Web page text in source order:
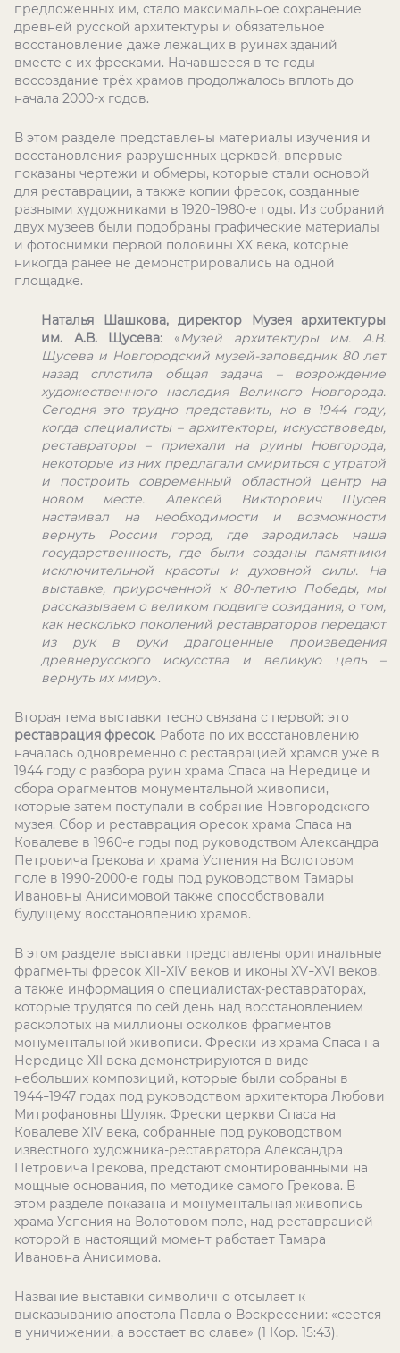
предложенных им, стало максимальное сохранение
древней русской архитектуры и обязательное
восстановление даже лежащих в руинах зданий
вместе с их фресками. Начавшееся в те годы
воссоздание трёх храмов продолжалось вплоть до
начала 2000-х годов.
В этом разделе представлены материалы изучения и
восстановления разрушенных церквей, впервые
показаны чертежи и обмеры, которые стали основой
для реставрации, а также копии фресок, созданные
разными художниками в 1920–1980-е годы. Из собраний
двух музеев были подобраны графические материалы
и фотоснимки первой половины XX века, которые
никогда ранее не демонстрировались на одной
площадке.
Наталья Шашкова, директор Музея архитектуры
им. А.В. Щусева: «Музей архитектуры им. А.В.
Щусева и Новгородский музей-заповедник 80 лет
назад сплотила общая задача – возрождение
художественного наследия Великого Новгорода.
Сегодня это трудно представить, но в 1944 году,
когда специалисты – архитекторы, искусствоведы,
реставраторы – приехали на руины Новгорода,
некоторые из них предлагали смириться с утратой
и построить современный областной центр на
новом месте. Алексей Викторович Щусев
настаивал на необходимости и возможности
вернуть России город, где зародилась наша
государственность, где были созданы памятники
исключительной красоты и духовной силы. На
выставке, приуроченной к 80-летию Победы, мы
рассказываем о великом подвиге созидания, о том,
как несколько поколений реставраторов передают
из рук в руки драгоценные произведения
древнерусского искусства и великую цель –
вернуть их миру».
Вторая тема выставки тесно связана с первой: это
реставрация фресок. Работа по их восстановлению
началась одновременно с реставрацией храмов уже в
1944 году с разбора руин храма Спаса на Нередице и
сбора фрагментов монументальной живописи,
которые затем поступали в собрание Новгородского
музея. Сбор и реставрация фресок храма Спаса на
Ковалеве в 1960-е годы под руководством Александра
Петровича Грекова и храма Успения на Волотовом
поле в 1990-2000-е годы под руководством Тамары
Ивановны Анисимовой также способствовали
будущему восстановлению храмов.
В этом разделе выставки представлены оригинальные
фрагменты фресок XII–XIV веков и иконы XV–XVI веков,
а также информация о специалистах-реставраторах,
которые трудятся по сей день над восстановлением
расколотых на миллионы осколков фрагментов
монументальной живописи. Фрески из храма Спаса на
Нередице XII века демонстрируются в виде
небольших композиций, которые были собраны в
1944–1947 годах под руководством архитектора Любови
Митрофановны Шуляк. Фрески церкви Спаса на
Ковалеве XIV века, собранные под руководством
известного художника-реставратора Александра
Петровича Грекова, предстают смонтированными на
мощные основания, по методике самого Грекова. В
этом разделе показана и монументальная живопись
храма Успения на Волотовом поле, над реставрацией
которой в настоящий момент работает Тамара
Ивановна Анисимова.
Название выставки символично отсылает к
высказыванию апостола Павла о Воскресении: «сеется
в уничижении, а восстает во славе» (1 Кор. 15:43).